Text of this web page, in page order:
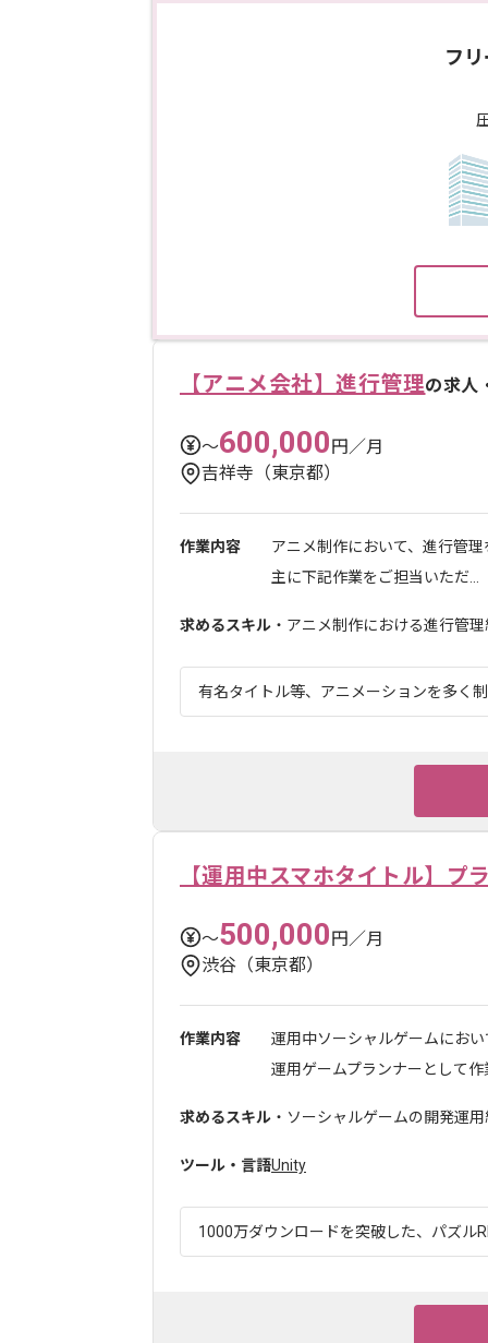
フ
【アニメ会社】進行管理の求人
〜600,000円／月
吉祥寺（東京都）
作業内容
アニメ制作において、進行管
主に下記作業をご担当いただ...
求めるスキル ・アニメ制作における進行管
有名タイトル等、アニメーションを多く
【運用中スマホタイトル】プ
〜500,000円／月
渋谷（東京都）
作業内容
運用中ソーシャルゲームにおい
運用ゲームプランナーとして
求めるスキル ・ソーシャルゲームの開発運
ツール・言語Unity
1000万ダウンロードを突破した、パズル